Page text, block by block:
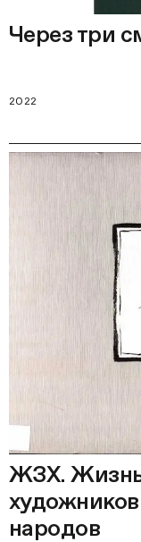
Через три
2022
ЖЗХ. Жизнь
народов